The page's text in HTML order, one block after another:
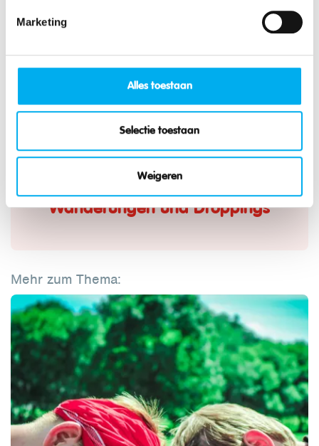
Marketing
Alles toestaan
Selectie toestaan
Weigeren
Das könnte dich auch interessieren:
Spieledatenbank
Wanderungen und Droppings
Mehr zum Thema: